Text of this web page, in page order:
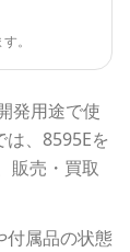
。
発用途で使
は、 8595Eを
販売・買取
付属品の状態